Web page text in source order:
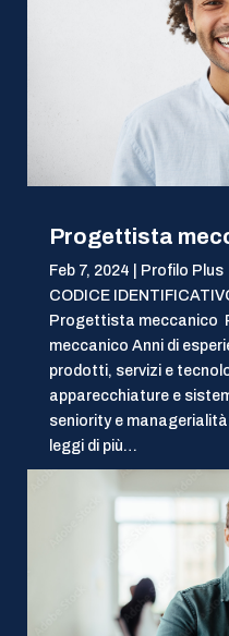
Progettista
Feb 7, 2024
Profilo Plus
CODICE
Progettista meccanico
meccanico Anni di
prodotti, servizi e
apparecchiature e
seniority e
leggi di più…